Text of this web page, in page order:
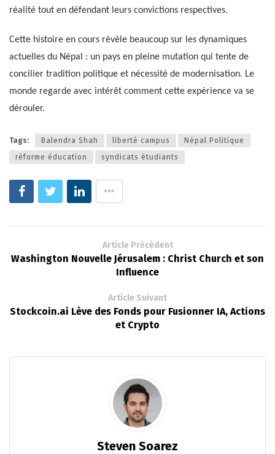
réalité tout en défendant leurs convictions respectives.
Cette histoire en cours révèle beaucoup sur les dynamiques
actuelles du Népal : un pays en pleine mutation qui tente de
concilier tradition politique et nécessité de modernisation. Le
monde regarde avec intérêt comment cette expérience va se
dérouler.
Tags: Balendra Shah liberté campus
Népal Politique
réforme éducation
syndicats étudiants
Article Précédent
Washington Nouvelle Jérusalem : Christ Church et son
Influence
Article Suivant
Stockcoin.ai Lève des Fonds pour Fusionner IA, Actions
et Crypto
Steven Soarez